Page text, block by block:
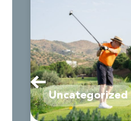
Uncategorized